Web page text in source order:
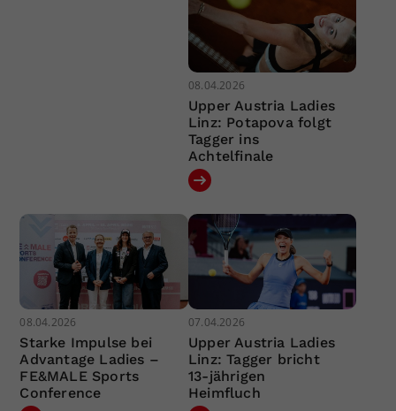
08.04.2026
Upper Austria Ladies
Linz: Potapova folgt
Tagger ins
Achtelfinale
08.04.2026
Starke Impulse bei
Advantage Ladies –
FE&MALE Sports
Conference
07.04.2026
Upper Austria Ladies
Linz: Tagger bricht
13-jährigen
Heimfluch